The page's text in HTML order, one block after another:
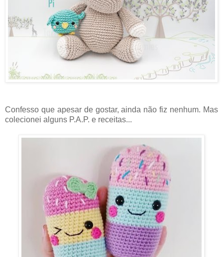
Confesso que apesar de gostar, ainda não fiz nenhum. Mas
colecionei alguns P.A.P. e receitas...